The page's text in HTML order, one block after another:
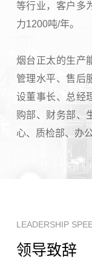
等行业，客户多
力1200吨/年。
烟台正太的生产
管理水平、售后
设董事长、总经
购部、财务部、
心、质检部、办
LEADERSHIP
领导致辞